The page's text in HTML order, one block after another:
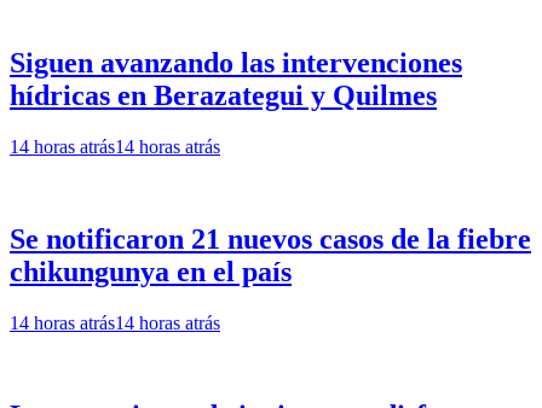
Siguen avanzando las intervenciones
hídricas en Berazategui y Quilmes
14 horas atrás14 horas atrás
Se notificaron 21 nuevos casos de la fiebre
chikungunya en el país
14 horas atrás14 horas atrás